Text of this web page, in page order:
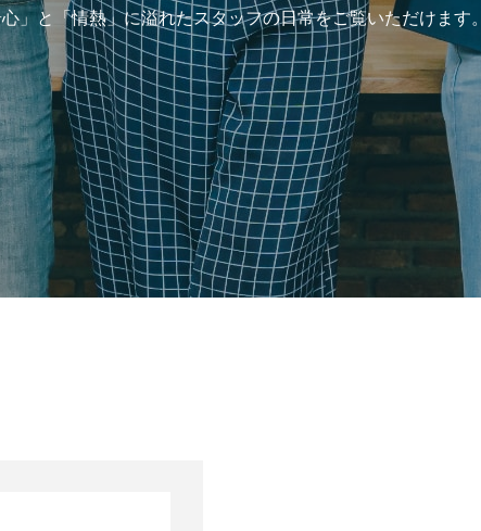
」と「情熱」に溢れたスタッフの日常をご覧いただけます。